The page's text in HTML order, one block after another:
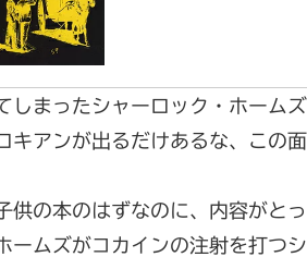
しまったシャーロック・ホームズ
キアンが出るだけあるな、この
供の本のはずなのに、内容がと
ームズがコカインの注射を打つ